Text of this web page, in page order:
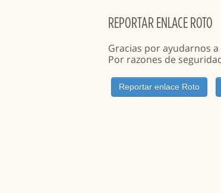
REPORTAR ENLACE ROTO
Gracias por ayudarnos
Por razones de